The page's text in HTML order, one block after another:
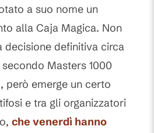
a suo nome un
alla Caja Magica. Non
decisione definitiva circa
Masters 1000
però emerge un certo
e tra gli organizzatori
che venerdì hanno